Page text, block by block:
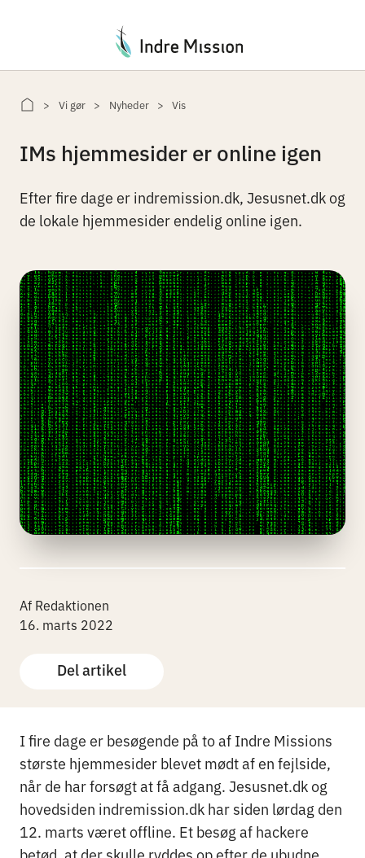
Vi gør Nyheder Vis
IMs hjemmesider er online igen
Efter fire dage er indremission.dk, Jesusnet.dk og
de lokale hjemmesider endelig online igen.
Af Redaktionen
16. marts 2022
Del artikel
I fire dage er besøgende på to af Indre Missions
største hjemmesider blevet mødt af en fejlside,
når de har forsøgt at få adgang. Jesusnet.dk og
hovedsiden indremission.dk har siden lørdag den
12. marts været offline. Et besøg af hackere